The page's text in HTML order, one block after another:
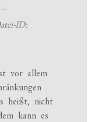
–
ID:
vor allem
heißt, nicht
kann es